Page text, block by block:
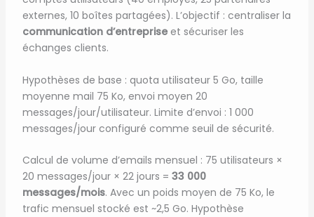
externes, 10 boîtes partagées). L’objectif : centraliser la
communication d’entrepriseet sécuriser les
échanges clients.
Hypothèses de base : quota utilisateur 5 Go, taille
moyenne mail 75 Ko, envoi moyen 20
messages/jour/utilisateur. Limite d’envoi : 1 000
messages/jour configuré comme seuil de sécurité.
Calcul de volume d’emails mensuel : 75 utilisateurs ×
20 messages/jour × 22 jours = 33 000
messages/mois. Avec un poids moyen de 75 Ko, le
trafic mensuel stocké est ~2,5 Go. Hypothèse